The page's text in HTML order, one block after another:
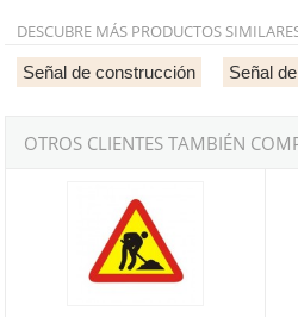
DESCUBRE MÁS PRODUCTOS
Señal de construcción Señal
OTROS CLIENTES TAMBIÉN